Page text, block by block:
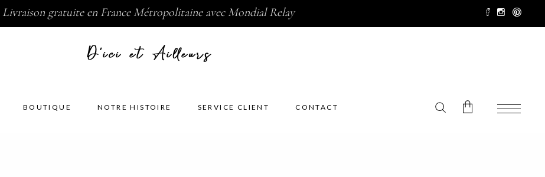
Livraison gratuite en France Métropolitaine avec Mondial Relay
BOUTIQUE NOTRE HISTOIRE SERVICE CLIENT CONTACT